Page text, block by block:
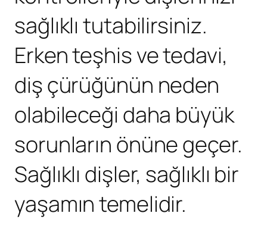
sağlıklı tutabilirsiniz.
Erken teşhis ve tedavi,
diş çürüğünün neden
olabileceği daha büyük
sorunların önüne geçer.
Sağlıklı dişler, sağlıklı bir
yaşamın temelidir.